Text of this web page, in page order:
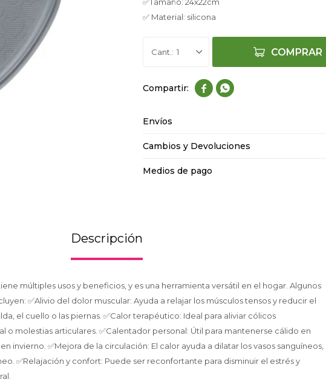
✅ Material: silicona
1 COMPRAR
 
Envíos
Cambios y Devoluciones
Medios de pago
Descripción
múltiples usos y beneficios, y es una herramienta versátil en el hogar. Algunos
✅Alivio del dolor muscular: Ayuda a relajar los músculos tensos y reducir el
el cuello o las piernas. ✅Calor terapéutico: Ideal para aliviar cólicos
o molestias articulares. ✅Calentador personal: Útil para mantenerse cálido en
invierno. ✅Mejora de la circulación: El calor ayuda a dilatar los vasos sanguíneos,
✅Relajación y confort: Puede ser reconfortante para disminuir el estrés y